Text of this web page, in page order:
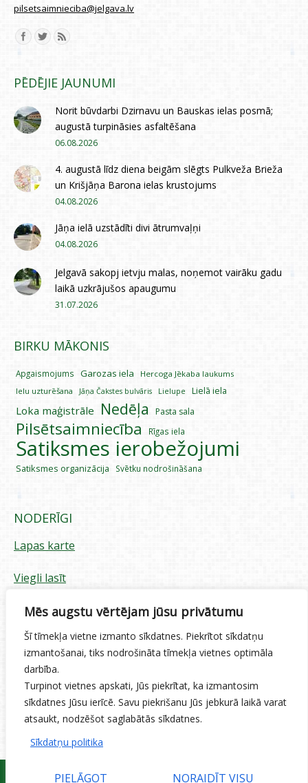
Mēs augstu vērtējam jūsu privātumu
Šī tīmekļa vietne izmanto sīkdatnes. Piekrītot sīkdatņu
izmantošanai, tiks nodrošināta tīmekļa vietnes optimāla
darbība.
Turpinot vietnes apskati, Jūs piekrītat, ka izmantosim
sīkdatnes Jūsu ierīcē. Savu piekrišanu Jūs jebkurā laikā varat
atsaukt, nodzēšot saglabātās sīkdatnes.
Sīkdatņu politika
PIELĀGOT NORAIDĪT VISU
pilsetsaimnieciba@jelgava.lv
Find us on:
PĒDĒJIE JAUNUMI
Norit būvdarbi Dzirnavu un Bauskas ielas posmā;
augustā turpināsies asfaltēšana
06.08.2026
4. augustā līdz diena beigām slēgts Pulkveža Brieža
un Krišjāņa Barona ielas krustojums
04.08.2026
Jāņa ielā uzstādīti divi ātrumvaļņi
04.08.2026
Jelgavā sakopj ietvju malas, noņemot vairāku gadu
laikā uzkrājušos apaugumu
31.07.2026
BIRKU MĀKONIS
Apgaismojums Garozas iela
Hercoga Jēkaba laukums
Ielu uzturēšana
Jāņa Čakstes bulvāris Lielupe Lielā iela
Loka maģistrāle Nedēļa Pasta sala
Pilsētsaimniecība Rīgas iela
Satiksmes ierobežojumi
Satiksmes organizācija Svētku nodrošināšana
NODERĪGI
Lapas karte
Viegli lasīt
Piekļūstamības paziņojums
Sīkdatņu izmantošana
Privātuma politika
Ētikas kodekss